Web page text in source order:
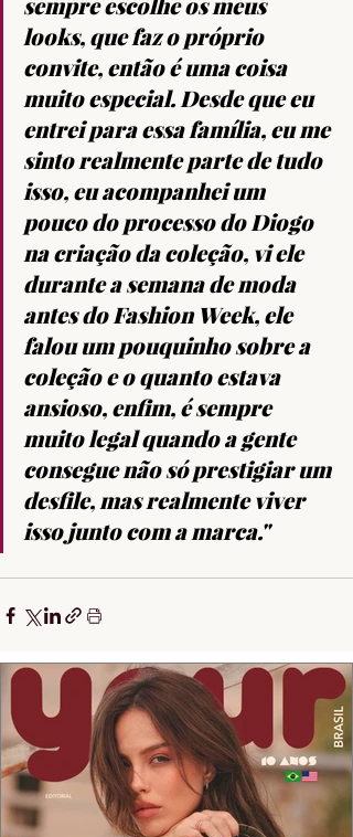
looks, que faz o próprio
convite, então é uma coisa
muito especial. Desde que eu
entrei para essa família, eu me
sinto realmente parte de tudo
isso, eu acompanhei um
pouco do processo do Diogo
na criação da coleção, vi ele
durante a semana de moda
antes do Fashion Week, ele
falou um pouquinho sobre a
coleção e o quanto estava
ansioso, enfim, é sempre
muito legal quando a gente
consegue não só prestigiar um
desfile, mas realmente viver
isso junto com a marca."